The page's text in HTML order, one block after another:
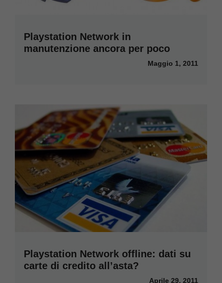
Playstation Network in
manutenzione ancora per poco
Maggio 1, 2011
Playstation Network offline: dati su
carte di credito all’asta?
Aprile 29, 2011